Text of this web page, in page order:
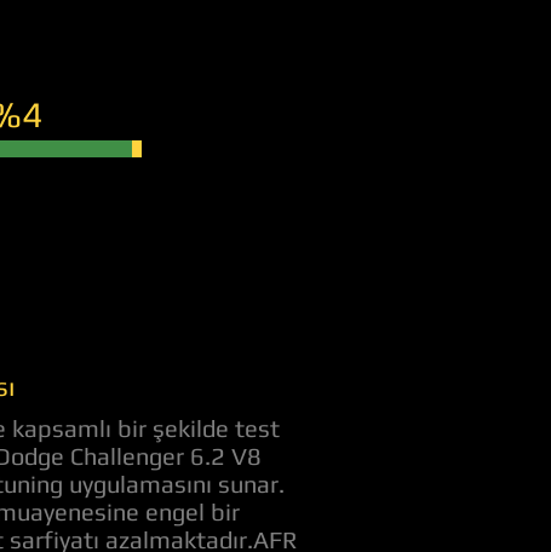
kapsamlı bir şekilde test
Challenger 6.2 V8
uygulamasını sunar.
engel bir
sarfiyatı azalmaktadır.AFR